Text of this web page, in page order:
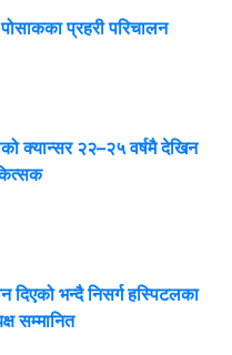
प्रहरी परिचालन
क्यान्सर २२–२५ वर्षमै देखिन
दिएको भन्दै निसर्ग हस्पिटलका
सम्मानित